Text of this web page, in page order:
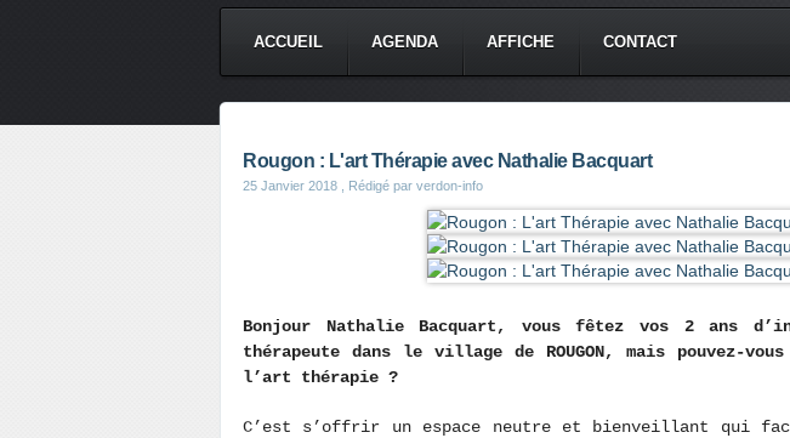
ACCUEIL AGENDA AFFICHE CONTACT
Rougon : L'art Thérapie avec Nathalie Bacquart
25 Janvier 2018 , Rédigé par verdon-info
Bonjour Nathalie Bacquart, vous fêtez vos 2 ans
thérapeute dans le village de ROUGON, mais pouvez-
l’art thérapie ?
C’est s’offrir un espace neutre et bienveillant qui